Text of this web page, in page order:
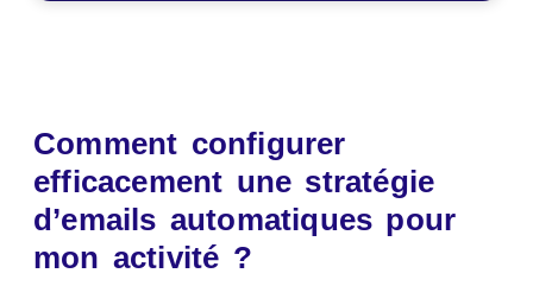
Comment configurer
efficacement une stratégie
d’emails automatiques pour
mon activité ?